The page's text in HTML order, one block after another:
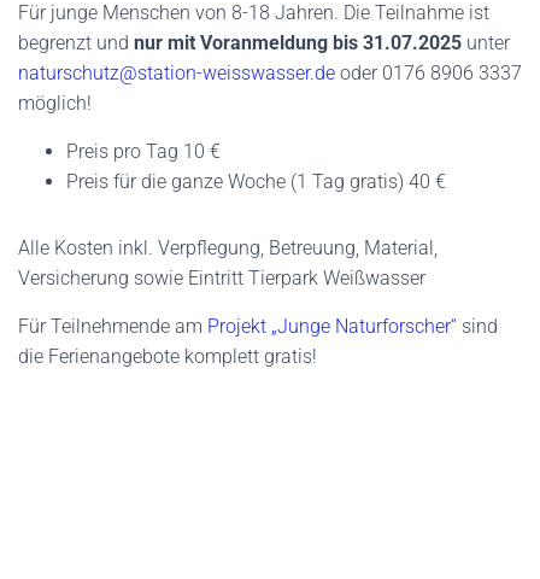
Für junge Menschen von 8-18 Jahren. Die Teilnahme ist
begrenzt und nur mit Voranmeldung bis 31.07.2025 unter
naturschutz@station-weisswasser.de oder 0176 8906 3337
möglich!
Preis pro Tag 10 €
Preis für die ganze Woche (1 Tag gratis) 40 €
Alle Kosten inkl. Verpflegung, Betreuung, Material,
Versicherung sowie Eintritt Tierpark Weißwasser
Für Teilnehmende am Projekt „Junge Naturforscher“ sind
die Ferienangebote komplett gratis!